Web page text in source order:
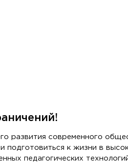
развития современного
к жизни в
педагогических